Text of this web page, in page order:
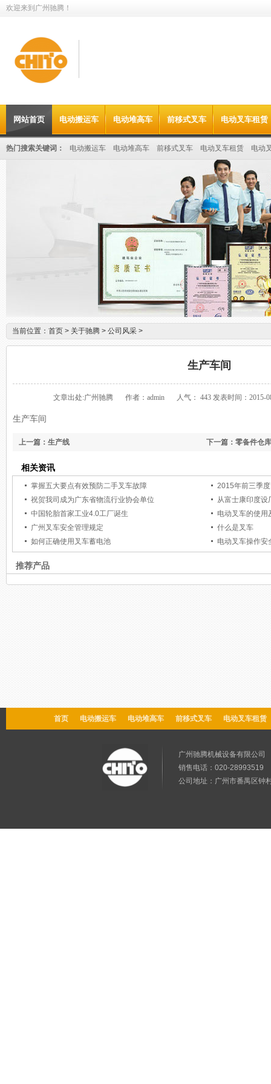
欢迎来到广州驰腾！
值得信赖的
电动叉车租赁&搬运设备出租供应商
网站首页 电动搬运车 电动堆高车 前移式叉车 电动叉车租赁
热门搜索关键词： 电动搬运车 电动堆高车 前移式叉车 电动叉车租赁 电动
当前位置： 首页 > 关于驰腾 > 公司风采 >
生产车间
文章出处:广州驰腾 作者：admin 人气： 443 发表时间：2015-
生产车间
下一篇：零备件仓库
上一篇：生产线
相关资讯
掌握五大要点有效预防二手叉车故障
2015年前三季
祝贺我司成为广东省物流行业协会单位
从富士康印度设
中国轮胎首家工业4.0工厂诞生
电动叉车的使用
广州叉车安全管理规定
什么是叉车
如何正确使用叉车蓄电池
电动叉车操作安
推荐产品
首页 电动搬运车 电动堆高车 前移式叉车 电动叉车租赁
广州驰腾机械设备有限公
销售电话：020-
公司地址：广州市番禺区钟